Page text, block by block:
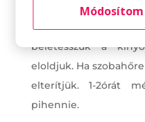
A zselatint hideg
a többi
beletesszük a
eloldjuk. Ha
elterítjük. 1-2órát
pihennie.